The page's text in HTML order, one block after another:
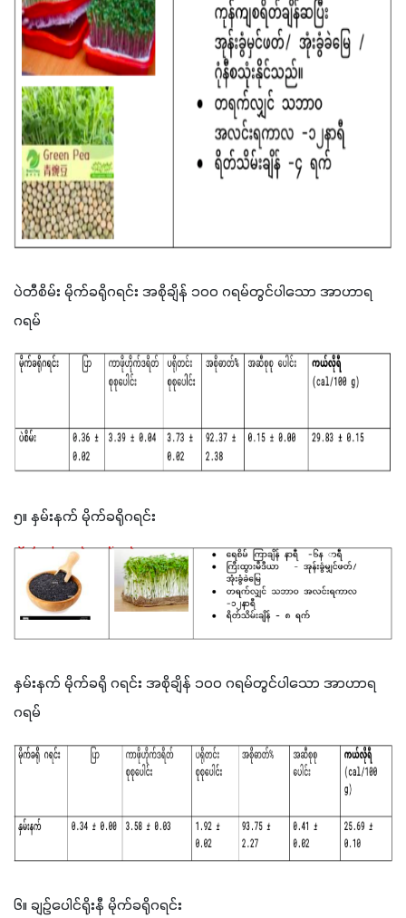
ပဲတီစိမ်း မိုက်ခရိုဂရင်း အစိုချိန် ၁ဝဝ ဂရမ်တွင်ပါသော အာဟာရ
ဂရမ်
၅။ နှမ်းနက် မိုက်ခရိုဂရင်း
နှမ်းနက် မိုက်ခရို ဂရင်း အစိုချိန် ၁ဝဝ ဂရမ်တွင်ပါသော အာဟာရ
ဂရမ်
၆။ ချဉ်ပေါင်ရိုးနီ မိုက်ခရိုဂရင်း